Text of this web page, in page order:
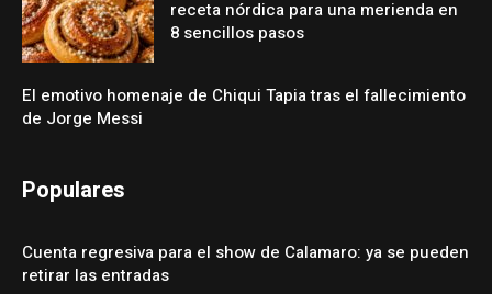
receta nórdica para una merienda en
8 sencillos pasos
El emotivo homenaje de Chiqui Tapia tras el fallecimiento
de Jorge Messi
Populares
Cuenta regresiva para el show de Calamaro: ya se pueden
retirar las entradas